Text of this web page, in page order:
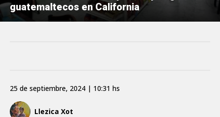
guatemaltecos en California
Llezica Xot
25 de septiembre, 2024 | 10:31 hs